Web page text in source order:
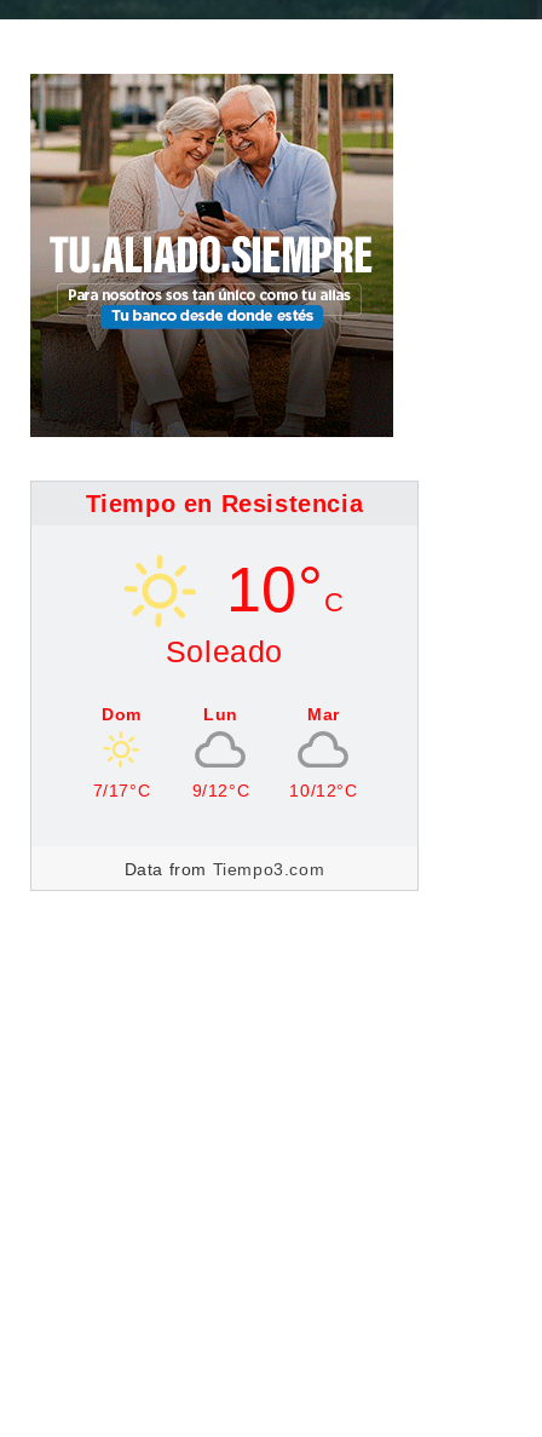
Tiempo en Resistencia
10° C
Soleado
Dom
7/17°C
Lun
9/12°C
Mar
10/12°C
Data from Tiempo3.com